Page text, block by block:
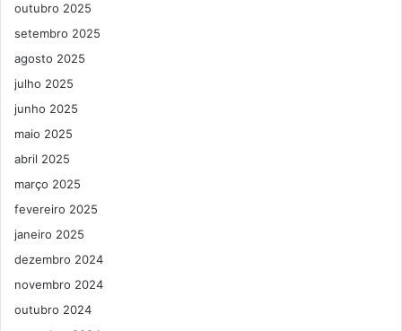
outubro 2025
setembro 2025
agosto 2025
julho 2025
junho 2025
maio 2025
abril 2025
março 2025
fevereiro 2025
janeiro 2025
dezembro 2024
novembro 2024
outubro 2024